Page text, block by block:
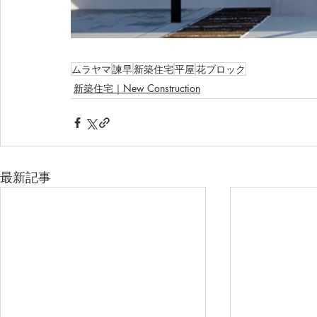
ムラヤマ諫早新築住宅平屋花ブロック
新築住宅｜New Construction
最新記事